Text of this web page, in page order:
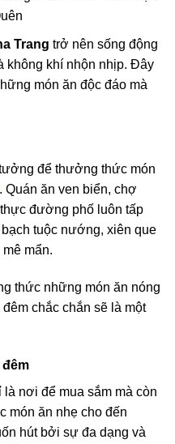
Trang trở nên sống động
không khí nhộn nhịp. Đây
món ăn độc đáo mà
để thưởng thức món
. Quán ăn ven biển, chợ
đường phố luôn tấp
tuộc nướng, xiên que
mẩn.
thức những món ăn nóng
chắc chắn sẽ là một
nơi để mua sắm mà còn
món ăn nhẹ cho đến
hút bởi sự đa dạng và